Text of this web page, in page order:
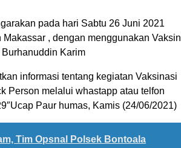
pada hari Sabtu 26 Juni 2021
, dengan menggunakan Vaksin
Burhanuddin Karim
informasi tentang kegiatan Vaksinasi
Person melalui whastapp atau telfon
Paur humas, Kamis (24/06/2021)
Tim Opsnal Polsek Bontoala